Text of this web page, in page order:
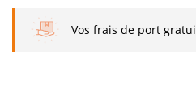
Vos frais de port